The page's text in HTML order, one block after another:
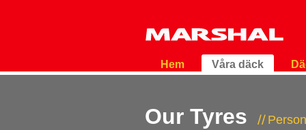
Hem Våra däck
Our Tyres